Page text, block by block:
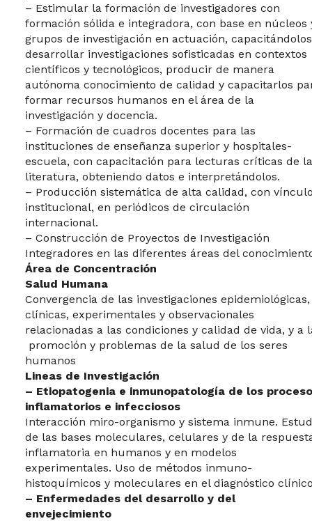
– Estimular la formación de investigadores con
formación sólida e integradora, con base en núcleos
grupos de investigación en actuación,
desarrollar investigaciones sofisticadas en contextos
científicos y tecnológicos, producir de manera
autónoma conocimiento de calidad y capacitarlos
formar recursos humanos en el área de la
investigación y docencia.
– Formación de cuadros docentes para las
instituciones de enseñanza superior y hospitales-
escuela, con capacitación para lecturas críticas de la
literatura, obteniendo datos e interpretándolos.
– Producción sistemática de alta calidad, con
institucional, en periódicos de circulación
internacional.
– Construcción de Proyectos de Investigación
Integradores en las diferentes áreas del
Área de Concentración
Salud Humana
Convergencia de las investigaciones epidemiológicas,
clínicas, experimentales y observacionales
relacionadas a las condiciones y calidad de vida, y a
promoción y problemas de la salud de los seres
humanos
Lineas de Investigación
– Etiopatogenia e inmunopatología de los
inflamatorios e infecciosos
Interacción miro-organismo y sistema inmune.
de las bases moleculares, celulares y de la
inflamatoria en humanos y en modelos
experimentales. Uso de métodos inmuno-
histoquímicos y moleculares en el diagnóstico
– Enfermedades del desarrollo y del
envejecimiento